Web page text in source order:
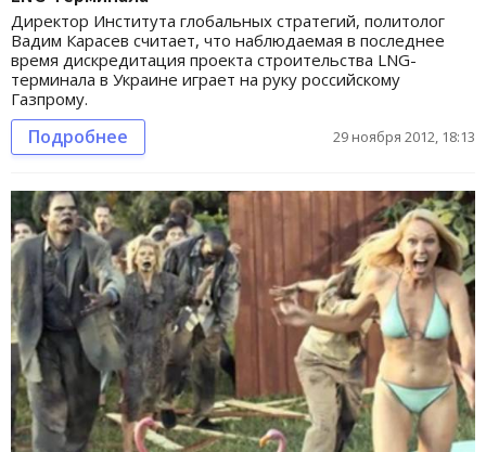
Директор Института глобальных стратегий, политолог
Вадим Карасев считает, что наблюдаемая в последнее
время дискредитация проекта строительства LNG-
терминала в Украине играет на руку российскому
Газпрому.
Подробнее 29 ноября 2012, 18:13